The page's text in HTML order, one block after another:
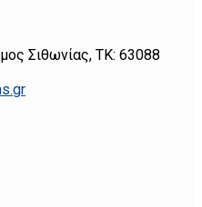
Σιθωνίας, ΤΚ: 63088